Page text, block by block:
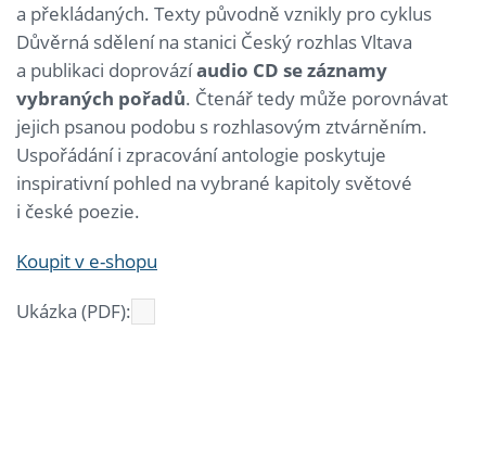
a překládaných. Texty původně vznikly pro cyklus
Důvěrná sdělení na stanici Český rozhlas Vltava
a publikaci doprovázíaudio CD se záznamy
vybraných pořadů. Čtenář tedy může porovnávat
jejich psanou podobu s rozhlasovým ztvárněním.
Uspořádání i zpracování antologie poskytuje
inspirativní pohled na vybrané kapitoly světové
i české poezie.
Koupit v e-shopu
Ukázka (PDF):